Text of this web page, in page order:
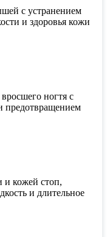
с устранением
и здоровья кожи
ногтя с
предотвращением
и кожей стоп,
и длительное